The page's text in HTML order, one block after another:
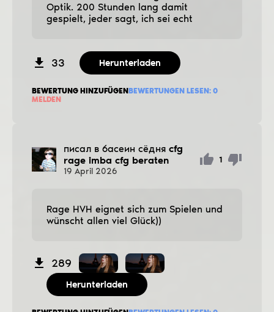
Optik. 200 Stunden lang damit
gespielt, jeder sagt, ich sei echt
33 Herunterladen
BEWERTUNG HINZUFÜGENBEWERTUNGEN LESEN: 0
MELDEN
писал в басеин сёдня cfg
rage imba cfg beraten
19 April 2026
1
Rage HVH eignet sich zum Spielen und
wünscht allen viel Glück))
289
Herunterladen